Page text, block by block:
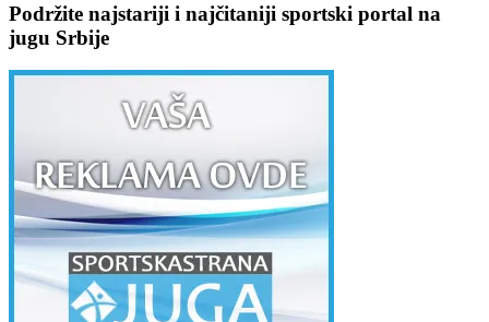
Podržite najstariji i najčitaniji sportski portal na
jugu Srbije